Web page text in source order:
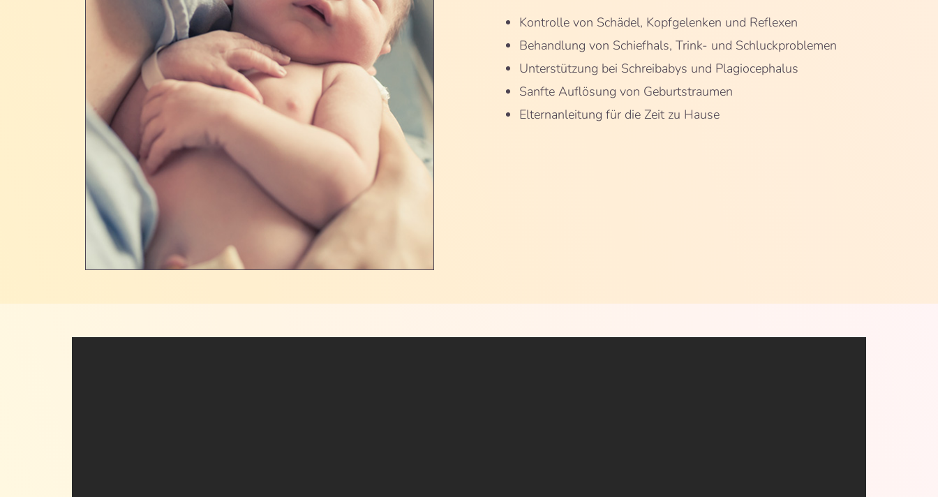
Kontrolle von Schädel, Kopfgelenken und Reflexen
Behandlung von Schiefhals, Trink- und Schluckproblemen
Unterstützung bei Schreibabys und Plagiocephalus
Sanfte Auflösung von Geburtstraumen
Elternanleitung für die Zeit zu Hause